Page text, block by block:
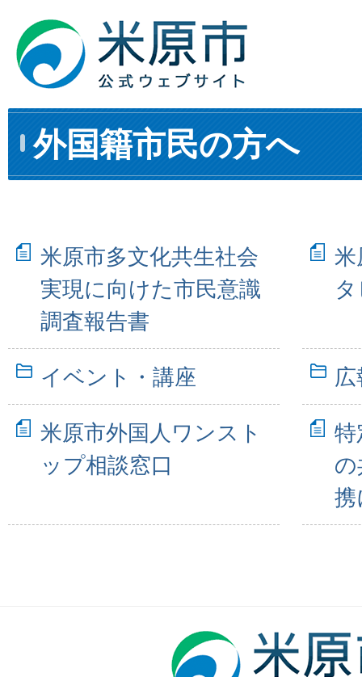
外国籍市民の方へ
米原市多文化共生社会
実現に向けた市民意識
調査報告書
米
イベント・講座
米原市外国人ワンスト
ップ相談窓口
特
携